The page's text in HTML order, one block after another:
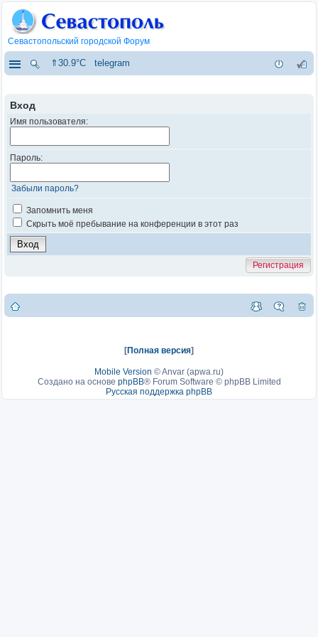
Севастопольский городской Форум
⇑30.9°C telegram
Вход
Имя пользователя:
Пароль:
Забыли пароль?
Запомнить меня
Скрыть моё пребывание на конференции в этот раз
Регистрация
[Полная версия]
Mobile Version ©Anvar (apwa.ru)
Создано на основе phpBB® Forum Software © phpBB Limited
Русская поддержка phpBB